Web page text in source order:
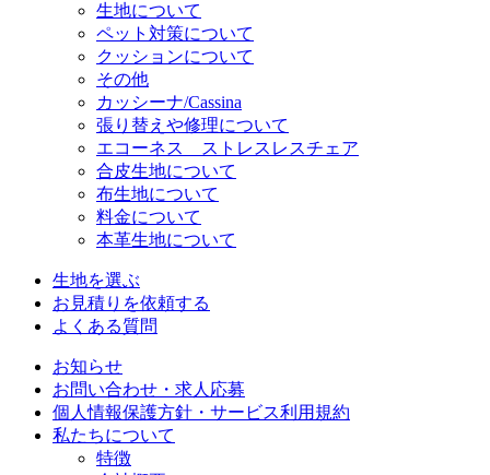
生地について
ペット対策について
クッションについて
その他
カッシーナ/Cassina
張り替えや修理について
エコーネス ストレスレスチェア
合皮生地について
布生地について
料金について
本革生地について
生地を選ぶ
お見積りを依頼する
よくある質問
お知らせ
お問い合わせ・求人応募
個人情報保護方針・サービス利用規約
私たちについて
特徴